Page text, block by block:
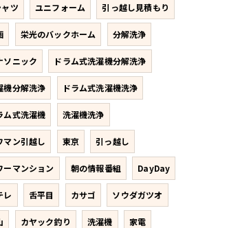
ツ ユニフォーム 引っ越し見積もり
栄光のバックホーム 分解洗浄
ソニック ドラム式洗濯機分解洗浄
機分解洗浄 ドラム式洗濯機洗浄
ム式洗濯機 洗濯機洗浄
マン引越し 東京 引っ越し
ーマンション 朝の情報番組 DayDay
レ 舌平目 カサゴ ソウダガツオ
カヤック釣り 洗濯機 家電